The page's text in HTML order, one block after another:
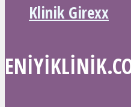
Klinik Girexx